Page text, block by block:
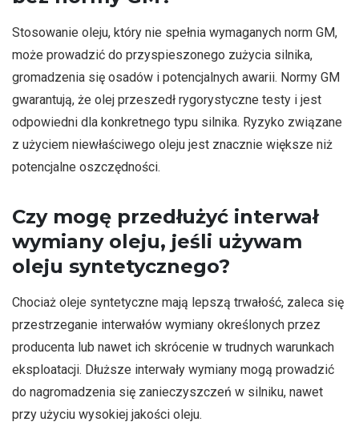
Stosowanie oleju, który nie spełnia wymaganych norm GM,
może prowadzić do przyspieszonego zużycia silnika,
gromadzenia się osadów i potencjalnych awarii. Normy GM
gwarantują, że olej przeszedł rygorystyczne testy i jest
odpowiedni dla konkretnego typu silnika. Ryzyko związane
z użyciem niewłaściwego oleju jest znacznie większe niż
potencjalne oszczędności.
Czy mogę przedłużyć interwał
wymiany oleju, jeśli używam
oleju syntetycznego?
Chociaż oleje syntetyczne mają lepszą trwałość, zaleca się
przestrzeganie interwałów wymiany określonych przez
producenta lub nawet ich skrócenie w trudnych warunkach
eksploatacji. Dłuższe interwały wymiany mogą prowadzić
do nagromadzenia się zanieczyszczeń w silniku, nawet
przy użyciu wysokiej jakości oleju.